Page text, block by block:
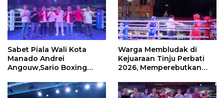
Sabet Piala Wali Kota
Manado Andrei
Angouw,Sario Boxing
Perbati 2026
Warga Membludak di
Kejuaraan Tinju Perbati
2026, Memperebutkan